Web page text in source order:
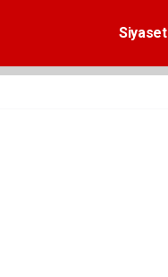
Siyaset